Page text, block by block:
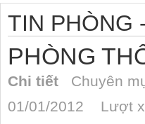
TIN PHÒNG
PHÒNG
Chi tiết Chuyên
01/01/2012 Lượt